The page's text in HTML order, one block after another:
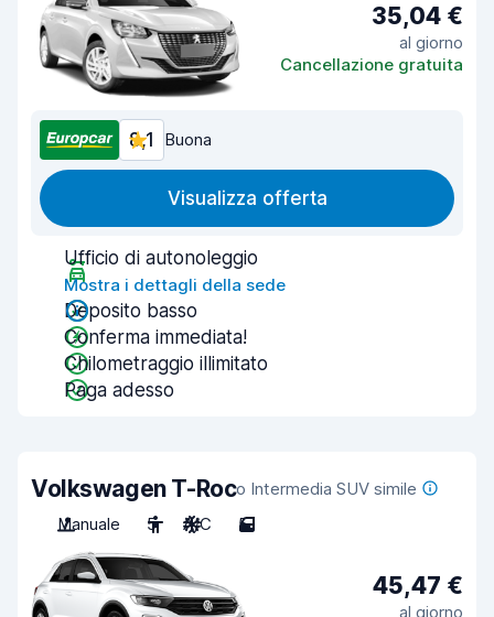
35,04 €
al giorno
Cancellazione gratuita
8,1 Buona
Visualizza offerta
Ufficio di autonoleggio
Mostra i dettagli della sede
Deposito basso
Conferma immediata!
Chilometraggio illimitato
Paga adesso
Volkswagen T-Roco Intermedia SUV simile
Manuale
5 A/C 5
45,47 €
al giorno